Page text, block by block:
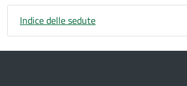
Indice delle sedute